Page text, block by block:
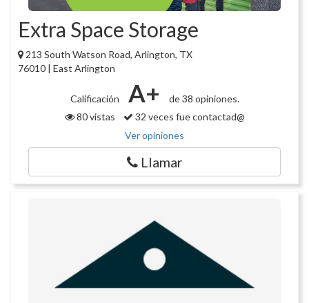
Extra Space Storage
213 South Watson Road, Arlington, TX
76010 | East Arlington
Calificación A+
de 38 opiniones.
80 vistas
32 veces fue contactad@
Ver opiniones
Llamar